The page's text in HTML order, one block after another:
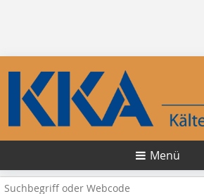
Menü